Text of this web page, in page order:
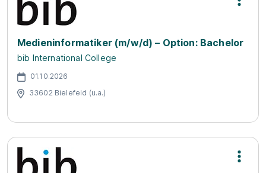
Medieninformatiker (m/w/d) – Option: Bachelor
bib International College
01.10.2026
33602 Bielefeld (u.a.)